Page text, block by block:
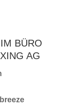
BÜRO
AG